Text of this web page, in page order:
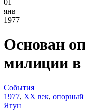
01
янв
1977
Основан
милиции в
События
1977, XX век, опорный
Ягун